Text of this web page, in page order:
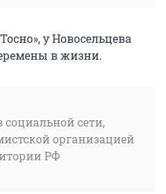
у Новосельцева
в жизни.
социальной сети,
организацией
РФ